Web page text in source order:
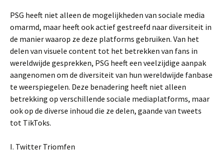
PSG heeft niet alleen de mogelijkheden van sociale media
omarmd, maar heeft ook actief gestreefd naar diversiteit in
de manier waarop ze deze platforms gebruiken. Van het
delen van visuele content tot het betrekken van fans in
wereldwijde gesprekken, PSG heeft een veelzijdige aanpak
aangenomen om de diversiteit van hun wereldwijde fanbase
te weerspiegelen. Deze benadering heeft niet alleen
betrekking op verschillende sociale mediaplatforms, maar
ook op de diverse inhoud die ze delen, gaande van tweets
tot TikToks.
I. Twitter Triomfen